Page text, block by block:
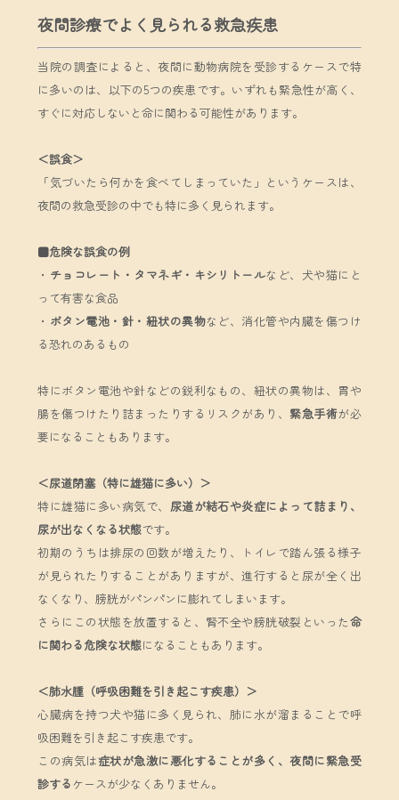
夜間診療でよく見られる救急疾患
当院の調査によると、夜間に動物病院を受診するケースで特
に多いのは、以下の5つの疾患です。いずれも緊急性が高く、
すぐに対応しないと命に関わる可能性があります。
＜誤食＞
「気づいたら何かを食べてしまっていた」というケースは、
夜間の救急受診の中でも特に多く見られます。
■危険な誤食の例
・ チョコレート・タマネギ・キシリトールなど、犬や猫にと
って有害な食品
・ ボタン電池・針・紐状の異物など、消化管や内臓を傷つけ
る恐れのあるもの
特にボタン電池や針などの鋭利なもの、紐状の異物は、胃や
腸を傷つけたり詰まったりするリスクがあり、緊急手術が必
要になることもあります。
＜尿道閉塞（特に雄猫に多い）＞
特に雄猫に多い病気で、 尿道が結石や炎症によって詰まり、
尿が出なくなる状態です。
初期のうちは排尿の回数が増えたり、トイレで踏ん張る様子
が見られたりすることがありますが、進行すると尿が全く出
なくなり、膀胱がパンパンに膨れてしまいます。
さらにこの状態を放置すると、腎不全や膀胱破裂といった命
に関わる危険な状態になることもあります。
＜肺水腫（呼吸困難を引き起こす疾患）＞
心臓病を持つ犬や猫に多く見られ、肺に水が溜まることで呼
吸困難を引き起こす疾患です。
この病気は症状が急激に悪化することが多く、夜間に緊急受
診するケースが少なくありません。